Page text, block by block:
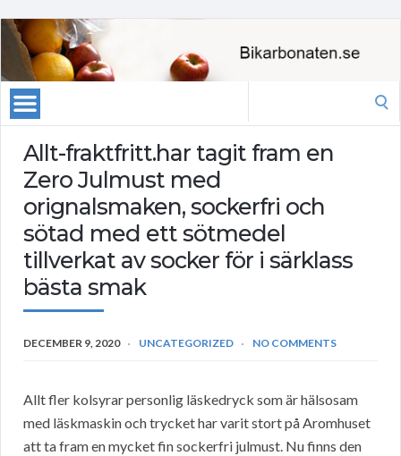
Allt-fraktfritt.har tagit fram en
Zero Julmust med
orignalsmaken, sockerfri och
sötad med ett sötmedel
tillverkat av socker för i särklass
bästa smak
DECEMBER 9, 2020 UNCATEGORIZED NO COMMENTS
Allt fler kolsyrar personlig läskedryck som är hälsosam
med läskmaskin och trycket har varit stort på Aromhuset
att ta fram en mycket fin sockerfri julmust. Nu finns den